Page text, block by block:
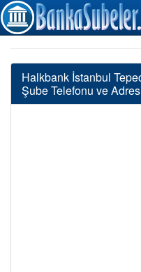
Halkbank İstanbul
Şube Telefonu ve